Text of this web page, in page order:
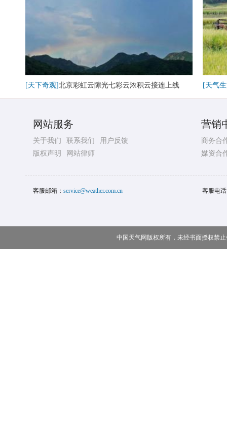
[天下奇观]北京彩虹云隙光七彩云浓积云接连上线 [天气
网站服务
关于我们 联系我们
用户反馈
版权声明
网站律师
营销
商务合
媒资合
客服邮箱： service@weather.com.cn 客服电
中国天气网版权所有，未经书面授权